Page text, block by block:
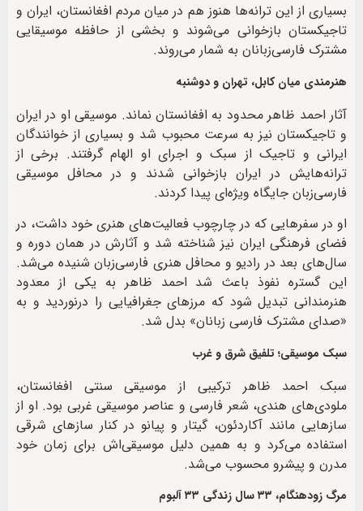
بسیاری از این ترانه‌ها هنوز هم در میان مردم افغانستان، ایران و
تاجیکستان بازخوانی می‌شوند و بخشی از حافظه موسیقایی
مشترک فارسی‌زبانان به شمار می‌روند.
هنرمندی میان کابل، تهران و دوشنبه
آثار احمد ظاهر محدود به افغانستان نماند. موسیقی او در ایران
و تاجیکستان نیز به سرعت محبوب شد و بسیاری از خوانندگان
ایرانی و تاجیک از سبک و اجرای او الهام گرفتند. برخی از
ترانه‌هایش در ایران بازخوانی شدند و در محافل موسیقی
فارسی‌زبان جایگاه ویژه‌ای پیدا کردند.
او در سفرهایی که در چارچوب فعالیت‌های هنری خود داشت، در
فضای فرهنگی ایران نیز شناخته شد و آثارش در همان دوره و
سال‌های بعد در رادیو و محافل هنری فارسی‌زبان شنیده می‌شد.
این گستره نفوذ باعث شد احمد ظاهر به یکی از معدود
هنرمندانی تبدیل شود که مرزهای جغرافیایی را درنوردید و به
«صدای مشترک فارسی زبانان» بدل شد.
سبک موسیقی؛ تلفیق شرق و غرب
سبک احمد ظاهر ترکیبی از موسیقی سنتی افغانستان،
ملودی‌های هندی، شعر فارسی و عناصر موسیقی غربی بود. او از
سازهایی مانند آکاردئون، گیتار و پیانو در کنار سازهای شرقی
استفاده می‌کرد و به همین دلیل موسیقی‌اش برای زمان خود
مدرن و پیشرو محسوب می‌شد.
مرگ زودهنگام، ۳۳ سال زندگی ۳۳ آلبوم